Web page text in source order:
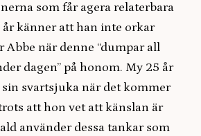
som får agera relaterbara
år känner att han inte orkar
Abbe när denne “dumpar all
dagen” på honom. My 25 år
svartsjuka när det kommer
att hon vet att känslan är
använder dessa tankar som